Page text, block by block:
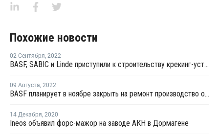
Похожие новости
02 Сентября, 2022
BASF, SABIC и Linde приступили к строительству крекинг-установки парового крекинга с использованием электрических печей
09 Августа, 2022
BASF планирует в ноябре закрыть на ремонт производство окиси этилена в Людвигсхафене
14 Декабря, 2020
Ineos объявил форс-мажор на заводе АКН в Дормагене